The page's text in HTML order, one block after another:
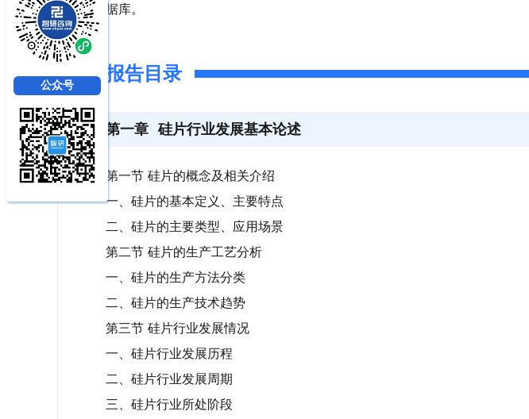
据库。
报告目录
第一章 硅片行业发展基本论述
第一节 硅片的概念及相关介绍
一、硅片的基本定义、主要特点
二、硅片的主要类型、应用场景
第二节 硅片的生产工艺分析
一、硅片的生产方法分类
二、硅片的生产技术趋势
第三节 硅片行业发展情况
一、硅片行业发展历程
二、硅片行业发展周期
三、硅片行业所处阶段
公众号